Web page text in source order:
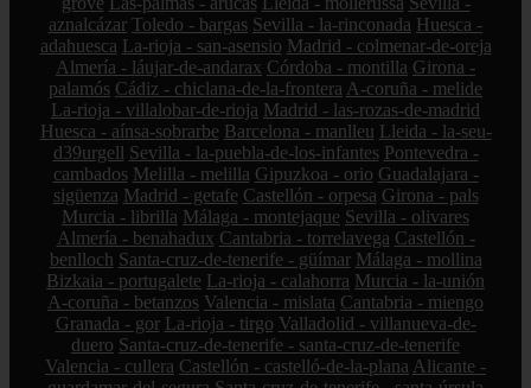
aznalcázar Toledo - bargas Sevilla - la-rinconada Huesca -
adahuesca La-rioja - san-asensio Madrid - colmenar-de-oreja
Almería - láujar-de-andarax Córdoba - montilla Girona -
palamós Cádiz - chiclana-de-la-frontera A-coruña - melide
La-rioja - villalobar-de-rioja Madrid - las-rozas-de-madrid
Huesca - aínsa-sobrarbe Barcelona - manlleu Lleida - la-seu-
d39urgell Sevilla - la-puebla-de-los-infantes Pontevedra -
cambados Melilla - melilla Gipuzkoa - orio Guadalajara -
sigüenza Madrid - getafe Castellón - orpesa Girona - pals
Murcia - librilla Málaga - montejaque Sevilla - olivares
Almería - benahadux Cantabria - torrelavega Castellón -
benlloch Santa-cruz-de-tenerife - güímar Málaga - mollina
Bizkaia - portugalete La-rioja - calahorra Murcia - la-unión
A-coruña - betanzos Valencia - mislata Cantabria - miengo
Granada - gor La-rioja - tirgo Valladolid - villanueva-de-
duero Santa-cruz-de-tenerife - santa-cruz-de-tenerife
Valencia - cullera Castellón - castelló-de-la-plana Alicante -